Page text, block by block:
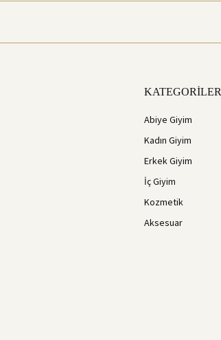
KATEGORİLER
Abiye Giyim
Kadın Giyim
Erkek Giyim
İç Giyim
Kozmetik
Aksesuar